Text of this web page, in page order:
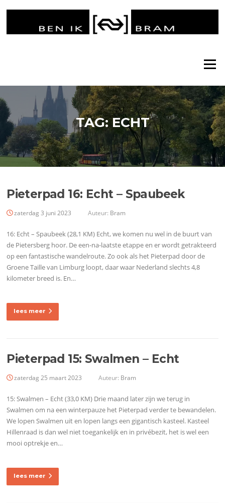
Menu
TAG:ECHT
Pieterpad 16: Echt – Spaubeek
zaterdag 3 juni 2023 Auteur: Bram
16: Echt – Spaubeek (28,1 KM) Echt, we komen nu wel in de buurt van
de Pietersberg hoor. De een-na-laatste etappe en er wordt getrakteerd
op een fantastische wandelroute. Zo ook als het Pieterpad door de
Groene Taille van Limburg loopt, daar waar Nederland slechts 4,8
kilometer breed is. En…
lees meer
Pieterpad 15: Swalmen – Echt
zaterdag 25 maart 2023 Auteur: Bram
15: Swalmen – Echt (33,0 KM) Drie maand later zijn we terug in
Swalmen om na een winterpauze het Pieterpad verder te bewandelen.
We lopen Swalmen uit en lopen langs een gigantisch kasteel. Kasteel
Hillenraad is dan wel niet toegankelijk en in privébezit, het is wel een
mooi optrekje en…
lees meer